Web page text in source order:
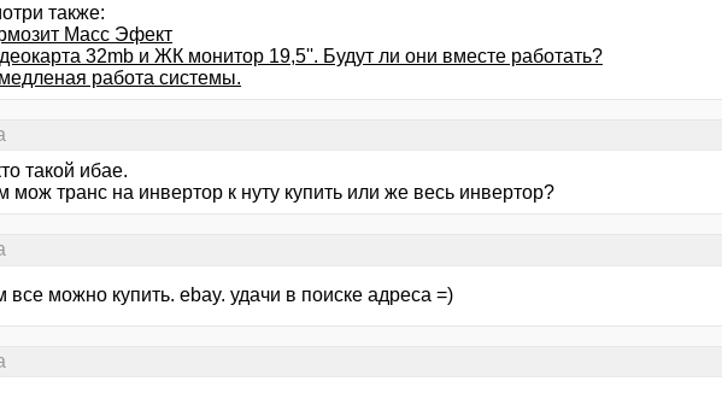
также:
Масс Эфект
32mb и ЖК монитор 19,5''. Будут ли они вместе работать?
работа системы.
такой ибае.
мож транс на инвертор к нуту купить или же весь инвертор?
все можно купить. ebay. удачи в поиске адреса =)